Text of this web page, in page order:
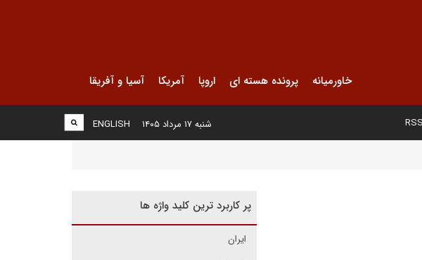
خاورمیانه پرونده هسته ای اروپا آمریکا آسیا و آفریقا
RSS
ENGLISH شنبه ۱۷ مرداد ۱۴۰۵
پر کاربرد ترین کلید واژه ها
ایران